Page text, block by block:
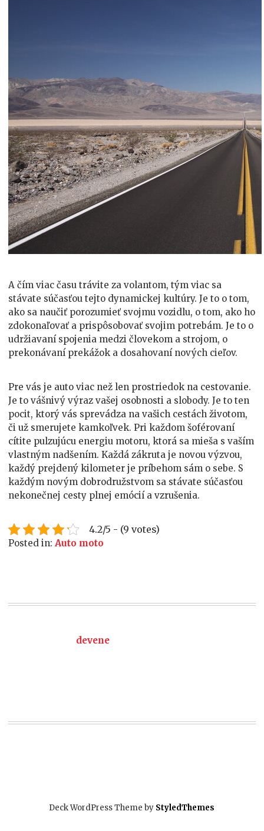
A čím viac času trávite za volantom, tým viac sa
stávate súčasťou tejto dynamickej kultúry. Je to o tom,
ako sa naučiť porozumieť svojmu vozidlu, o tom, ako ho
zdokonaľovať a prispôsobovať svojim potrebám. Je to o
udržiavaní spojenia medzi človekom a strojom, o
prekonávaní prekážok a dosahovaní nových cieľov.
Pre vás je auto viac než len prostriedok na cestovanie.
Je to vášnivý výraz vašej osobnosti a slobody. Je to ten
pocit, ktorý vás sprevádza na vašich cestách životom,
či už smerujete kamkoľvek. Pri každom šoférovaní
cítite pulzujúcu energiu motoru, ktorá sa mieša s vaším
vlastným nadšením. Každá zákruta je novou výzvou,
každý prejdený kilometer je príbehom sám o sebe. S
každým novým dobrodružstvom sa stávate súčasťou
nekonečnej cesty plnej emócií a vzrušenia.
4.2/5 - (9 votes)
Posted in:Auto moto
devene
Deck WordPress Theme by StyledThemes